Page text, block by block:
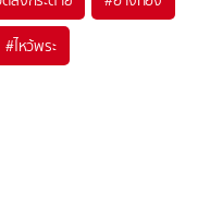
#ไหว้พระ